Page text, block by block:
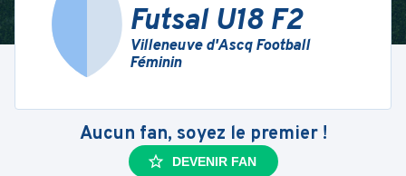
Futsal U18 F2
Villeneuve d'Ascq Football
Féminin
Aucun fan, soyez le premier !
DEVENIR FAN